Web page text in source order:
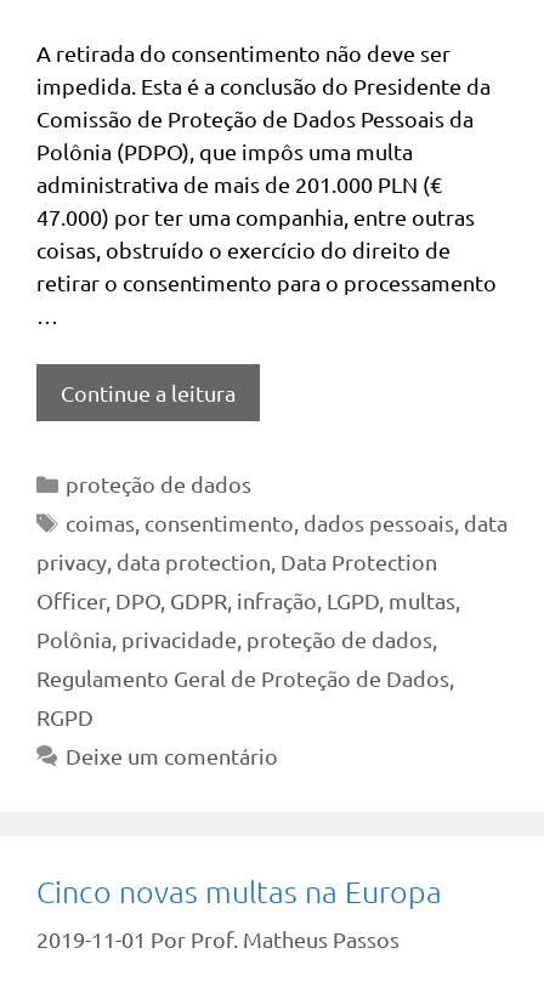
A retirada do consentimento não deve ser
impedida. Esta é a conclusão do Presidente da
Comissão de Proteção de Dados Pessoais da
Polônia (PDPO), que impôs uma multa
administrativa de mais de 201.000 PLN (€
47.000) por ter uma companhia, entre outras
coisas, obstruído o exercício do direito de
retirar o consentimento para o processamento
…
Continue a leitura
Categorias
proteção de dados
Tags
coimas, consentimento, dados pessoais, data
privacy, data protection, Data Protection
Officer, DPO, GDPR, infração, LGPD, multas,
Polônia, privacidade, proteção de dados,
Regulamento Geral de Proteção de Dados,
RGPD
Deixe um comentário
Cinco novas multas na Europa
2019-11-01 Por Prof. Matheus Passos